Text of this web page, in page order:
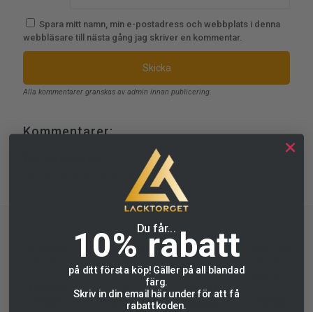
Spara mitt namn, min e-postadress och webbplats i denna
webbläsare till nästa gång jag skriver en kommentar.
Alla kommentarer granskas av admin innan publicering.
Kommentarer:
Det finns inga recensioner än.
SNABBA
SÖK DIN
FÄRGKOD
Du får...
10% rabatt
på ditt första köp! Gäller på all blandad
färg.
Skriv in din email här under för att få
rabattkoden.